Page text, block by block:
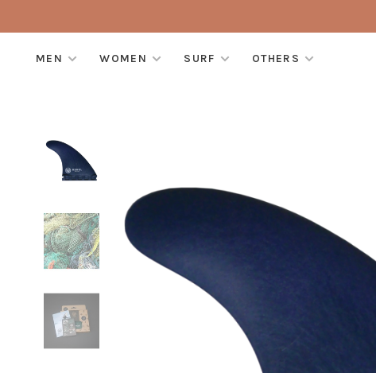
MEN WOMEN SURF OTHERS